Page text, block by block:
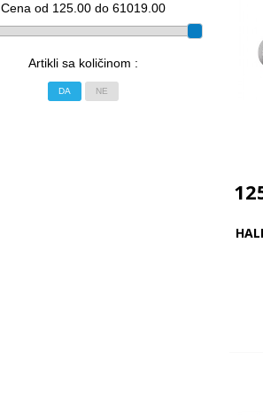
Cena od 125.00 do 61019.00
Artikli sa količinom :
DA NE